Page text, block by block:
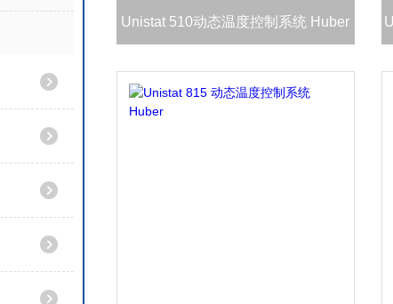
Unistat 510动态温度控制系统 Huber